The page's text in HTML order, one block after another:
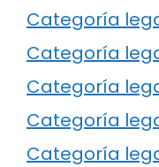
Categoría
Categoría
Categoría
Categoría
Categoría